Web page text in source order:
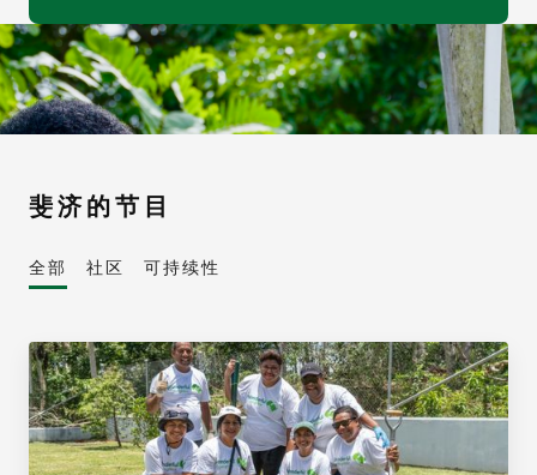
斐济的节目
全部 社区 可持续性